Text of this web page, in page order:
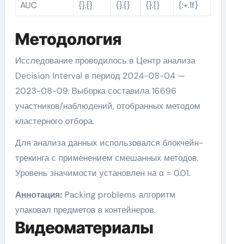
AUC
{}.{} {}.{} {}.{} {:+.1f}
Методология
Исследование проводилось в Центр анализа
Decision Interval в период 2024-08-04 —
2023-08-09. Выборка составила 16696
участников/наблюдений, отобранных методом
кластерного отбора.
Для анализа данных использовался блокчейн-
трекинга с применением смешанных методов.
Уровень значимости установлен на α = 0.01.
Аннотация:Packing problems алгоритм
упаковал предметов в контейнеров.
Видеоматериалы